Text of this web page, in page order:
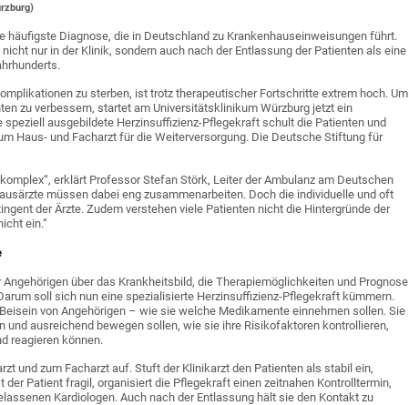
häufigste Diagnose, die in Deutschland zu Krankenhauseinweisungen führt.
nur in der Klinik, sondern auch nach der Entlassung der Patienten als eine
zu sterben, ist trotz therapeutischer Fortschritte extrem hoch. Um
zu verbessern, startet am Universitätsklinikum Würzburg jetzt ein
speziell ausgebildete Herzinsuffizienz-Pflegekraft schult die Patienten und
Haus- und Facharzt für die Weiterversorgung. Die Deutsche Stiftung für
erklärt Professor Stefan Störk, Leiter der Ambulanz am Deutschen
müssen dabei eng zusammenarbeiten. Doch die individuelle und oft
der Ärzte. Zudem verstehen viele Patienten nicht die Hintergründe der
ein.“
über das Krankheitsbild, die Therapiemöglichkeiten und Prognose
soll sich nun eine spezialisierte Herzinsuffizienz-Pflegekraft kümmern.
von Angehörigen – wie sie welche Medikamente einnehmen sollen. Sie
und ausreichend bewegen sollen, wie sie ihre Risikofaktoren kontrollieren,
reagieren können.
und zum Facharzt auf. Stuft der Klinikarzt den Patienten als stabil ein,
Patient fragil, organisiert die Pflegekraft einen zeitnahen Kontrolltermin,
Kardiologen. Auch nach der Entlassung hält sie den Kontakt zu